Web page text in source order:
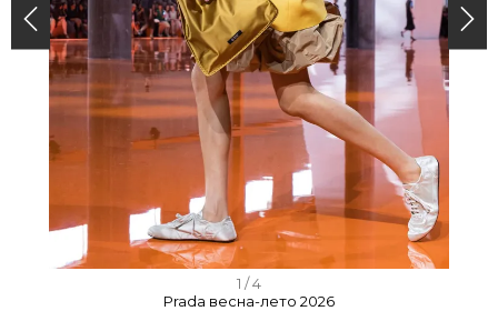
1 / 4
Prada весна-лето 2026